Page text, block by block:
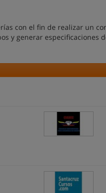
con el fin de realizar un
y generar especificaciones